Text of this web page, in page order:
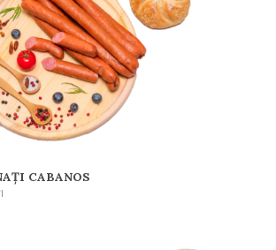
CABANOS